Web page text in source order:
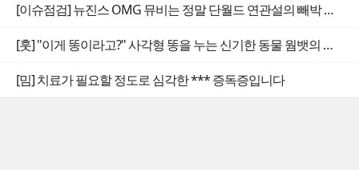
[이슈점검] 뉴진스 OMG 뮤비는 정말 단월드 연관설의 빼박 증거일까
[훗] "이게 똥이라고?" 사각형 똥을 누는 신기한 동물 웜뱃의 비밀
[밈] 치료가 필요할 정도로 심각한 *** 증독증입니다